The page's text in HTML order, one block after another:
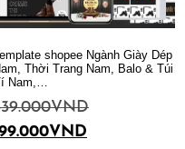
shopee Ngành Giày Dép
Thời Trang Nam, Balo & Túi
Nam,…
VND
VND